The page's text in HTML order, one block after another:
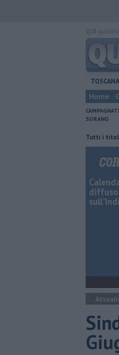
TOSCANA
Home
SORANO
Tutti i
Ex professore